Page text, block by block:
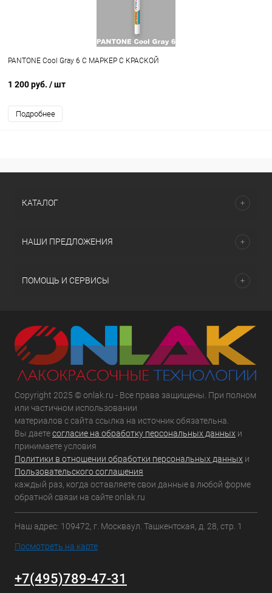
PANTONE Cool Gray 6 C МАРКЕР С КРАСКОЙ
1 200 руб. / шт
Подробнее
КАТАЛОГ
НАШИ ПРЕДЛОЖЕНИЯ
ПОМОЩЬ И СЕРВИСЫ
Copyright 2025 © onlak.ru - Все права защищены. При полном
или частичном использовании
материалов с сайта ссылка на источник обязательна.
Вы даетесогласие на обработку персональных данных и
принимаете условия
Политики в отношении обработки персональных данных и
Пользовательского соглашения
каждый раз, когда оставляете свои данные в любой форме
обратной связи на сайте onlak.ru
Наш адрес: 109472, г. Москваул. Ташкентская, д. 28, стр. 1
Посмотреть на карте
+7(495)789-47-31